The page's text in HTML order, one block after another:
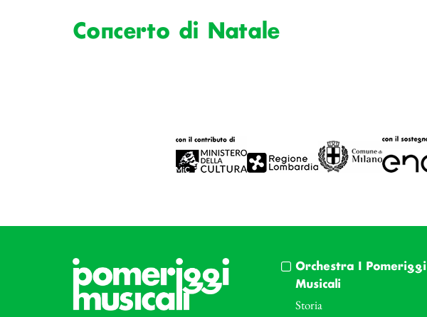
Concerto di Natale
Orchestra I Pomeriggi
Musicali
Storia